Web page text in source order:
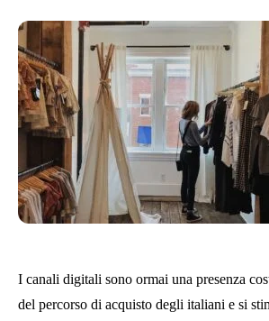
I canali digitali sono ormai una presenza
del percorso di acquisto degli italiani e si